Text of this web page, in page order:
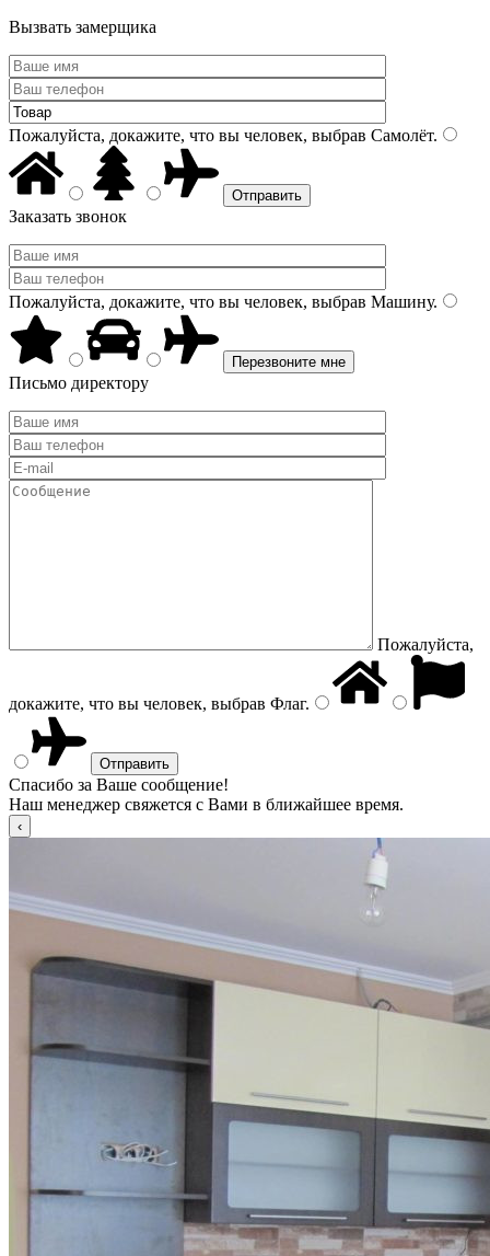
Вызвать замерщика
Пожалуйста, докажите, что вы человек, выбрав Самолёт.
Заказать звонок
Пожалуйста, докажите, что вы человек, выбрав Машину.
Письмо директору
Пожалуйста,
докажите, что вы человек, выбрав Флаг.
Спасибо за Ваше сообщение!
Наш менеджер свяжется с Вами в ближайшее время.